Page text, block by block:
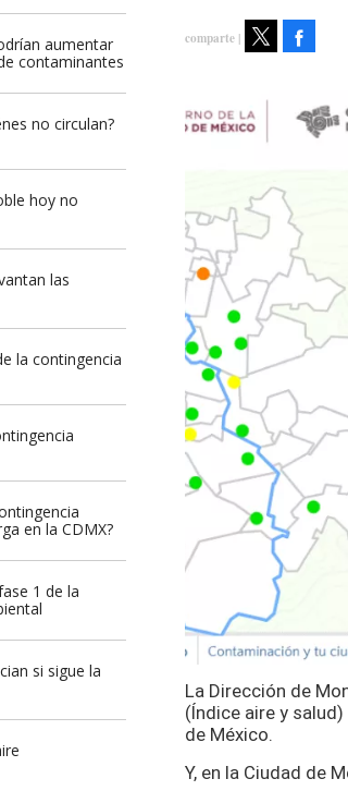
La Dirección de
(Índice aire y
de México.
Y, en la Ciudad de
si sigue la
1 de la
en la CDMX?
la contingencia
las
hoy no
no circulan?
aumentar
contaminantes